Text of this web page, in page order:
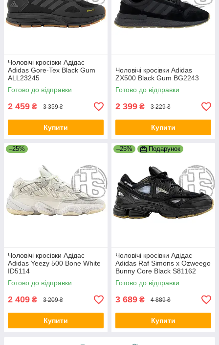
Чоловічі кросівки Адідас
Adidas Gore-Tex Black Gum
ALL23245
Готово до відправки
2 459 ₴ 3 359 ₴
Купити
Чоловічі кросівки Adidas
ZX500 Black Gum BG2243
Готово до відправки
2 399 ₴ 3 229 ₴
Купити
–25%
Чоловічі кросівки Адідас
Adidas Yeezy 500 Bone White
ID5114
Готово до відправки
2 409 ₴ 3 209 ₴
Купити
–25% Подарунок
Чоловічі кросівки Адідас
Adidas Raf Simons x Ozweego
Bunny Core Black S81162
Готово до відправки
3 689 ₴ 4 889 ₴
Купити